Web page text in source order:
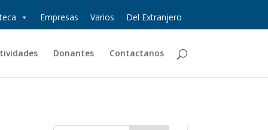
Empresas Varios Del Extranjero
Donantes Contactanos